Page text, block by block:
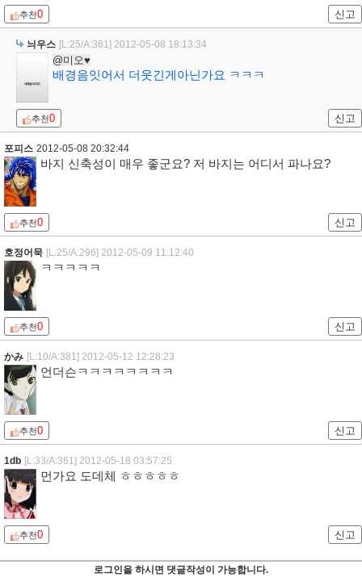
추천0 신고
늬우스 [L:25/A:361] 2012-05-08 18:13:34
@미오♥
배경음잇어서 더웃긴게아닌가요 ㅋㅋㅋ
추천0 신고
포피스 2012-05-08 20:32:44
바지 신축성이 매우 좋군요? 저 바지는 어디서 파나요?
추천0 신고
호정어묵 [L:25/A:296] 2012-05-09 11:12:40
ㅋㅋㅋㅋㅋ
추천0 신고
かみ [L:10/A:381] 2012-05-12 12:28:23
언더슨ㅋㅋㅋㅋㅋㅋㅋㅋ
추천0 신고
1db [L:33/A:361] 2012-05-18 03:57:25
먼가요 도데체 ㅎㅎㅎㅎㅎ
추천0 신고
로그인을 하시면 댓글작성이 가능합니다.